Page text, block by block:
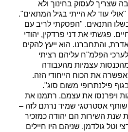
שצריך לעסוק בחינוך ולא
עוד לא הייתי בגיל המתאים".
התנאים. "הפסקתי לריב עם
פגשתי את דני פרדקין, יהודי
והתחברנו. הוא ייעץ להקים
הפלמ"ח עליהם רציתי
עצמיות מהעבודה
את הכוח הייחודי הזה.
פילנתרופי משום סוג".
ויפרנסו את עצמם. רתמנו את
שותף אסטרטגי שמיד נרתם לזה –
שנת השירות הם יהודה כמזכיר
וטל גולדמן. שניהם היו חיילים